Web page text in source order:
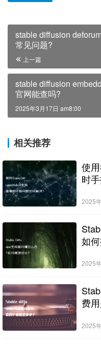
stable diffusion
常见问题?
上一篇
stable diffusion
官网能查吗?
2025年3月17日 am8:00
相关推荐
使
时
2025
如
2025
费
2025